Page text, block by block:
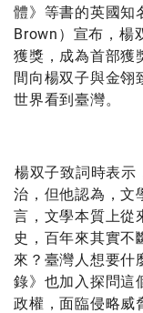
體》等書的英國知
Brown）宣布，楊
獲獎，成為首部獲
間向楊双子與金翎
世界看到臺灣。
楊双子致詞時表示
治，但他認為，文
言，文學本質上從
史，百年來其實不
來？臺灣人想要什
錄》也加入探問這
政權，面臨侵略威